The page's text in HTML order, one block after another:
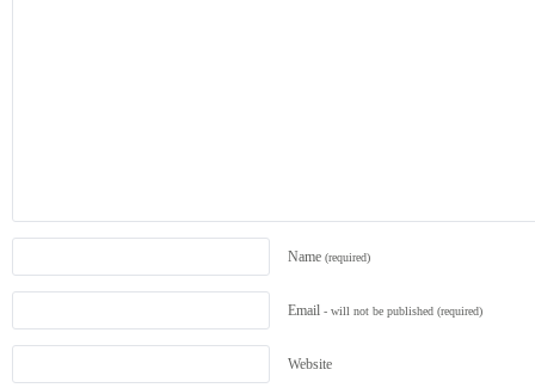
Name (required)
Email - will not be published (required)
Website